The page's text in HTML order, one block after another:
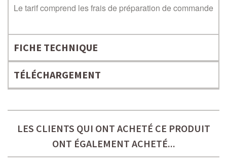
Le tarif comprend les frais de préparation de commande
FICHE TECHNIQUE
TÉLÉCHARGEMENT
LES CLIENTS QUI ONT ACHETÉ CE PRODUIT
ONT ÉGALEMENT ACHETÉ...